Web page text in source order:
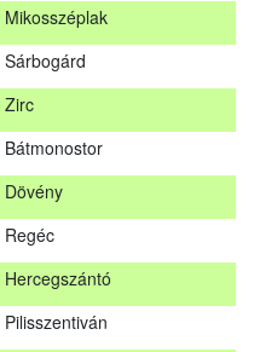
Mikosszéplak
Sárbogárd
Zirc
Bátmonostor
Dövény
Regéc
Hercegszántó
Pilisszentiván
Sárbogárd
Zirc
Bátmonostor